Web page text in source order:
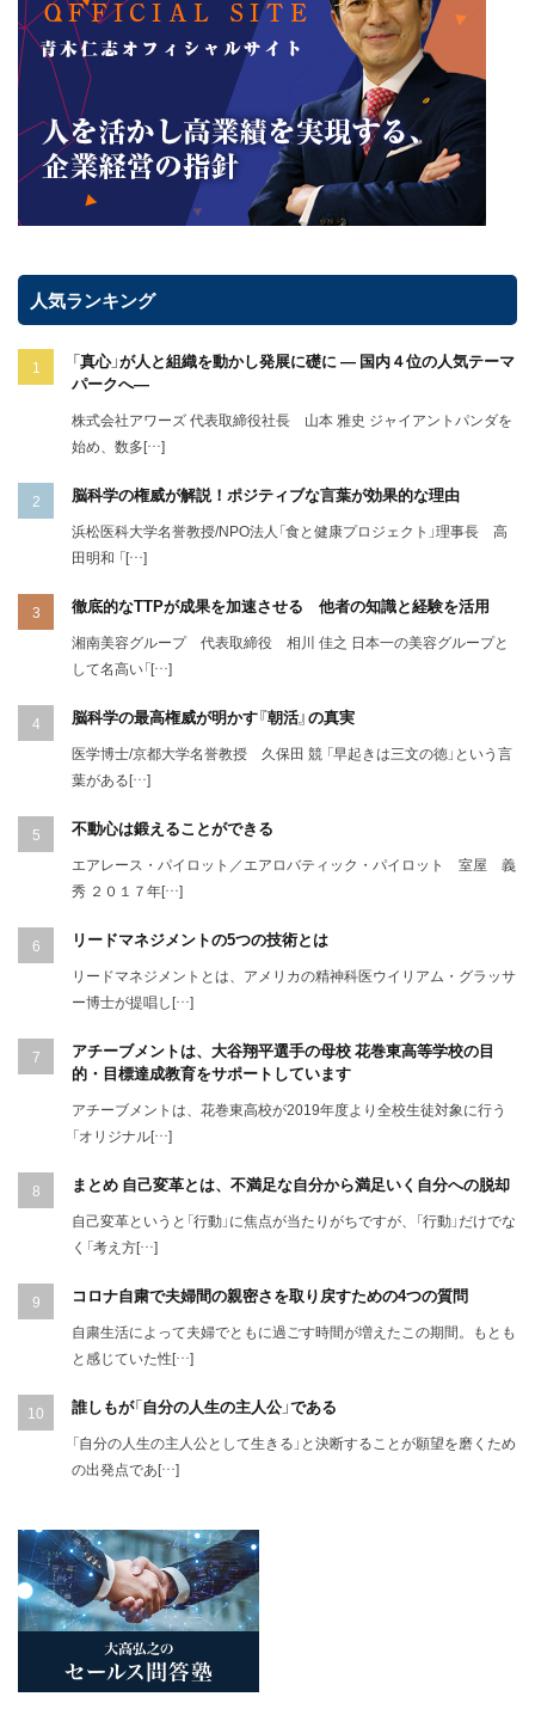
人気ランキング
「真心」が人と組織を動かし発展に礎に ― 国内４位の人気テーマ
パークへ―
株式会社アワーズ 代表取締役社長 山本 雅史 ジャイアントパンダを
始め、数多[…]
脳科学の権威が解説！ポジティブな言葉が効果的な理由
浜松医科大学名誉教授/NPO法人「食と健康プロジェクト」理事長 高
田明和 「[…]
徹底的なTTPが成果を加速させる 他者の知識と経験を活用
湘南美容グループ 代表取締役 相川 佳之 日本一の美容グループと
して名高い「[…]
脳科学の最高権威が明かす『朝活』の真実
医学博士/京都大学名誉教授 久保田 競 「早起きは三文の徳」という言
葉がある[…]
不動心は鍛えることができる
エアレース・パイロット／エアロバティック・パイロット 室屋 義
秀 ２０１７年[…]
リードマネジメントの5つの技術とは
リードマネジメントとは、アメリカの精神科医ウイリアム・グラッサ
ー博士が提唱し[…]
アチーブメントは、大谷翔平選手の母校 花巻東高等学校の目
的・目標達成教育をサポートしています
アチーブメントは、花巻東高校が2019年度より全校生徒対象に行う
「オリジナル[…]
まとめ 自己変革とは、不満足な自分から満足いく自分への脱却
自己変革というと「行動」に焦点が当たりがちですが、「行動」だけでな
く「考え方[…]
コロナ自粛で夫婦間の親密さを取り戻すための4つの質問
自粛生活によって夫婦でともに過ごす時間が増えたこの期間。もとも
と感じていた性[…]
誰しもが「自分の人生の主人公」である
「自分の人生の主人公として生きる」と決断することが願望を磨くため
の出発点であ[…]